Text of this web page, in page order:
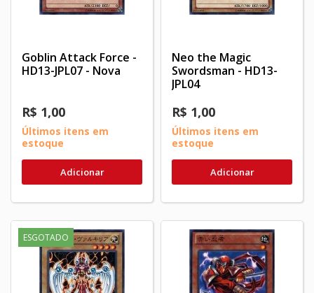
Goblin Attack Force -
HD13-JPL07 - Nova
R$ 1,00
Últimos itens em
estoque
Adicionar
Neo the Magic
Swordsman - HD13-
JPL04
R$ 1,00
Últimos itens em
estoque
Adicionar
ESGOTADO